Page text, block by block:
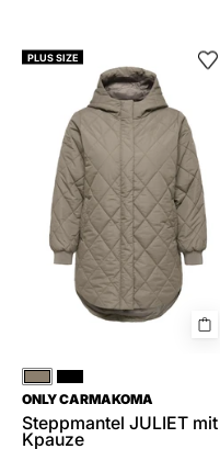
Steppmantel
JULIET
mit
Kpauze
PLUS SIZE
BraunSchwarz
ONLY CARMAKOMA
Steppmantel JULIET mit
Kpauze